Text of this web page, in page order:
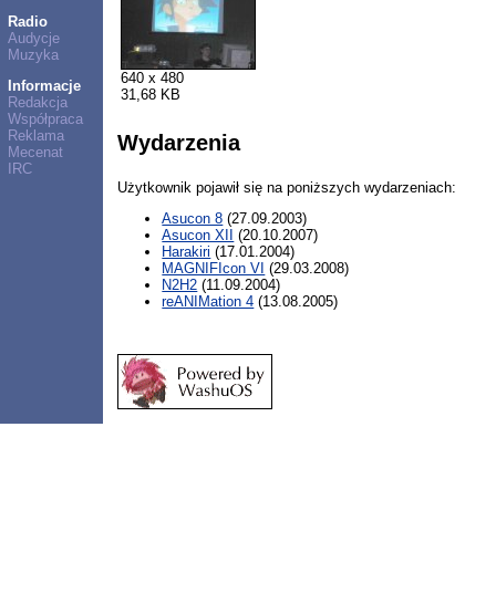
Radio
Audycje
Muzyka
Informacje
Redakcja
Współpraca
Reklama
Mecenat
IRC
640 x 480
31,68 KB
Wydarzenia
Użytkownik pojawił się na poniższych wydarzeniach:
Asucon 8 (27.09.2003)
Asucon XII
(20.10.2007)
Harakiri (17.01.2004)
MAGNIFIcon VI (29.03.2008)
N2H2 (11.09.2004)
reANIMation 4 (13.08.2005)